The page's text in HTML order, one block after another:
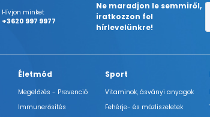
Hívjon minket
+3620 997 9977
Ne maradjon le semmiről,
iratkozzon fel
hírlevelünkre!
Életmód
Megelőzés - Prevenció
Immunerősítés
Sport
Vitaminok, ásványi anyagok
Fehérje- és műzliszeletek